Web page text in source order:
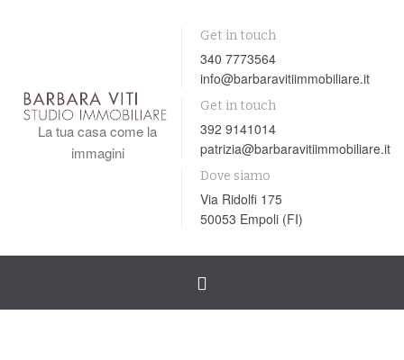
La tua casa come la
immagini
Get in touch
340 7773564
info@barbaravitiimmobiliare.it
Get in touch
392 9141014
patrizia@barbaravitiimmobiliare.it
Dove siamo
Via Ridolfi 175
50053 Empoli (FI)
Toggle